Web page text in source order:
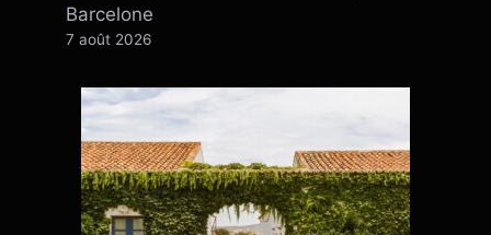
Barcelone
7 août 2026